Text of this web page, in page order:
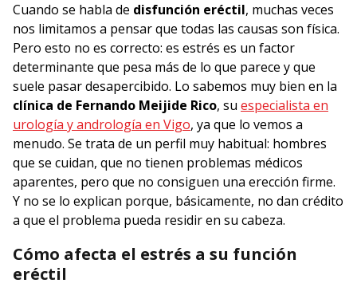
Cuando se habla de disfunción eréctil, muchas veces
nos limitamos a pensar que todas las causas son física.
Pero esto no es correcto: es estrés es un factor
determinante que pesa más de lo que parece y que
suele pasar desapercibido. Lo sabemos muy bien en la
clínica de Fernando Meijide Rico, su especialista en
urología y andrología en Vigo, ya que lo vemos a
menudo. Se trata de un perfil muy habitual: hombres
que se cuidan, que no tienen problemas médicos
aparentes, pero que no consiguen una erección firme.
Y no se lo explican porque, básicamente, no dan crédito
a que el problema pueda residir en su cabeza.
Cómo afecta el estrés a su función
eréctil